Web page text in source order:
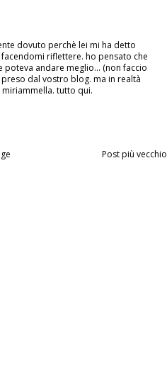
dovuto perchè lei mi ha detto
riflettere. ho pensato che
andare meglio... (non faccio
dal vostro blog. ma in realtà
tutto qui.
Post più vecchio